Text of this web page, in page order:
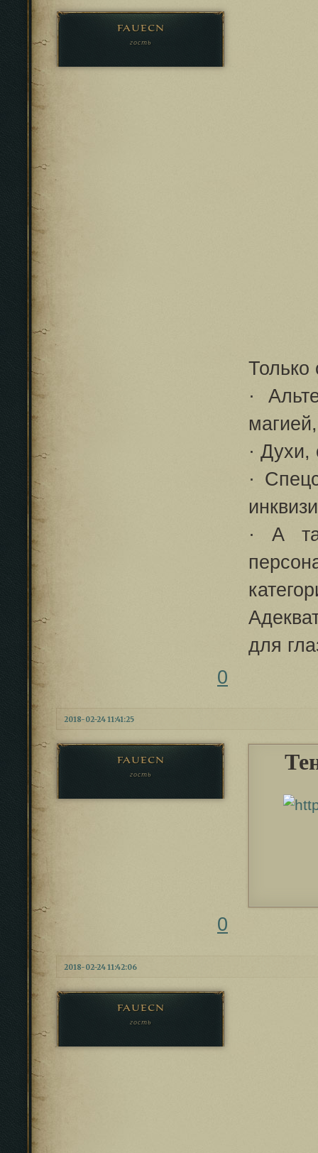
fauecn
гость
Только
·
·
·
· А
для
0
2018-02-24 11:41:25
fauecn
гость
0
2018-02-24 11:42:06
fauecn
гость